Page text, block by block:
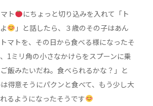
ト
にちょっと切り込みを入れて「ト
」と話したら、３歳のその子はあん
マトを、その日から食べる様になったそ
1ミリ角の小さなかけらをスプーンに乗
飯みたいだね。食べられるかな？」と
得意そうにパクンと食べて、もう少し大
るようになったそうです